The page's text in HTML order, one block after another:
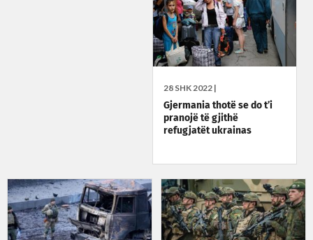
28 SHK 2022 |
Gjermania thotë se do t’i
pranojë të gjithë
refugjatët ukrainas